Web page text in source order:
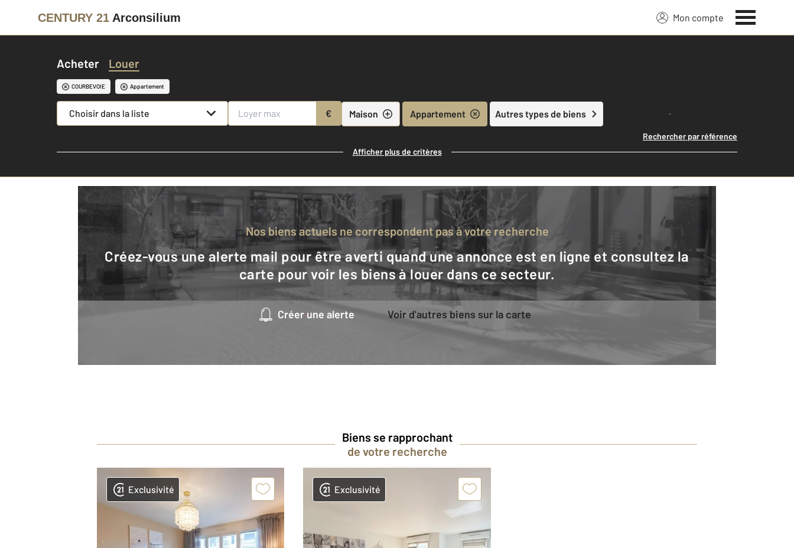
CENTURY 21 Arconsilium Mon compte
Acheter Louer
COURBEVOIE Appartement
Choisir dans la liste € Maison Appartement Autres types de biens Lancer ma recherche
Rechercher par référence
Afficher plus de critères
Nos biens actuels ne correspondent pas à votre recherche
Créez-vous une alerte mail pour être averti quand une annonce est en ligne et consultez la
carte pour voir les biens à louer dans ce secteur.
Créer une alerte Voir d'autres biens sur la carte
Biens se rapprochant
de votre recherche
Exclusivité Exclusivité